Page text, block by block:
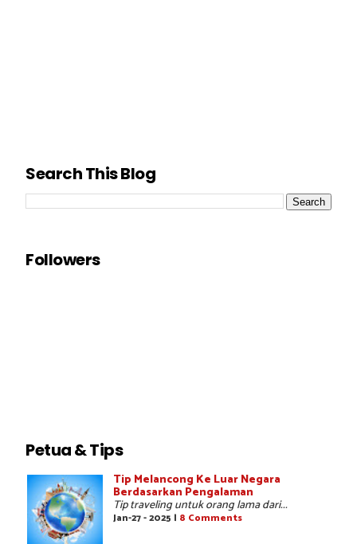
Search This Blog
Followers
Petua & Tips
Tip Melancong Ke Luar Negara
Berdasarkan Pengalaman
Tip traveling untuk orang lama dari...
Jan-27 - 2025 | 8 Comments